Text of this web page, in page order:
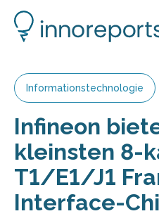
Informationstechnologie
Infineon
kleinsten 8-
T1/E1/J1
Interface-